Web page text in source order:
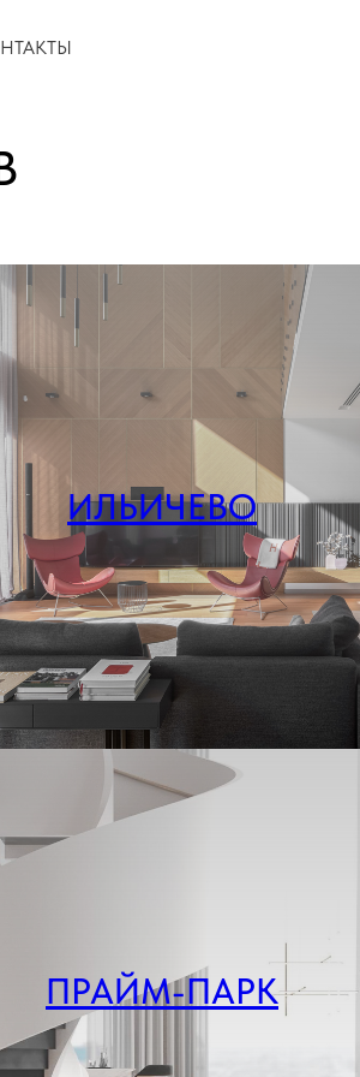
ИЛЬИЧЕВО
ПРАЙМ-ПАРК